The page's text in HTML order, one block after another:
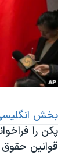
فرهنگ و
حقوق
اقتصادی
علم و فناوری
گالری عکس
آرشیو پخش
مستندها
انتخابات
حمله
رمز مهسا
اعتراضات
مجموعه
دنبال کنید
زبانهای
بخش
پکن را
قوانین